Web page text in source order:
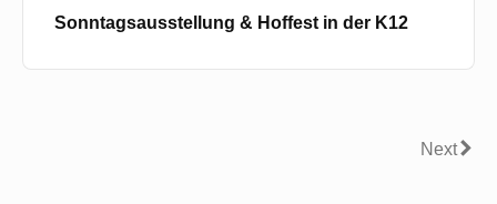
Sonntagsausstellung & Hoffest in der K12
Next
Next